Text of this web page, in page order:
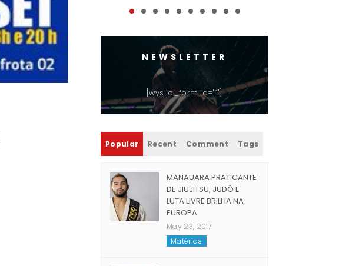
maio 06, 2024 Matérias
NEWSLETTER
[wysija_form id="1"]
Popular Recent Comment Tags
MANAUARA PRATICANTE
DE JIUJITSU, JUDÔ E
LUTA LIVRE BRILHA NA
EUROPA
May 23, 2017
Matérias